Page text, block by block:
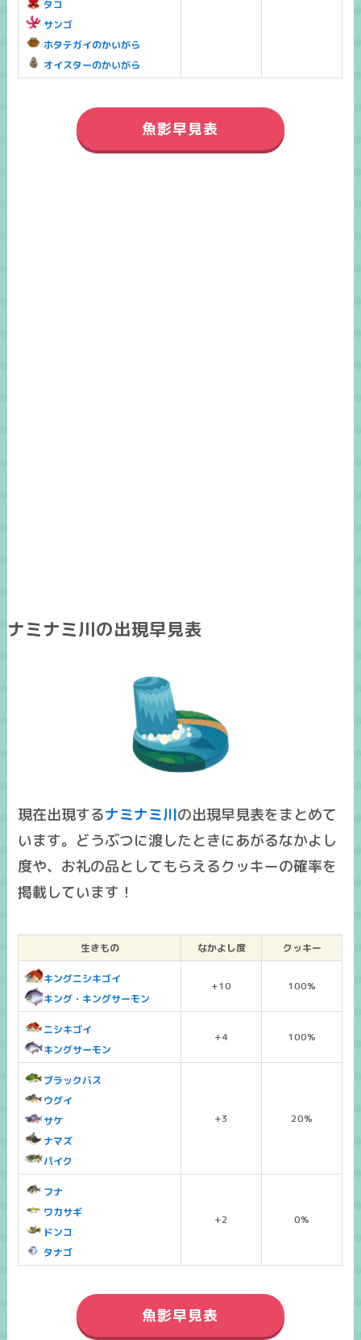
タコ
サンゴ
ホタテガイのかいがら
オイスターのかいがら
魚影早見表
ナミナミ川の出現早見表
現在出現するナミナミ川の出現早見表をまとめて
います。どうぶつに渡したときにあがるなかよし
度や、お礼の品としてもらえるクッキーの確率を
掲載しています！
生きもの なかよし度 クッキー
キングニシキゴイ
キング・キングサーモン
+10 100%
ニシキゴイ
キングサーモン
+4 100%
ブラックバス
ウグイ
サケ
ナマズ
パイク
+3 20%
フナ
ワカサギ
ドンコ
タナゴ
+2 0%
魚影早見表